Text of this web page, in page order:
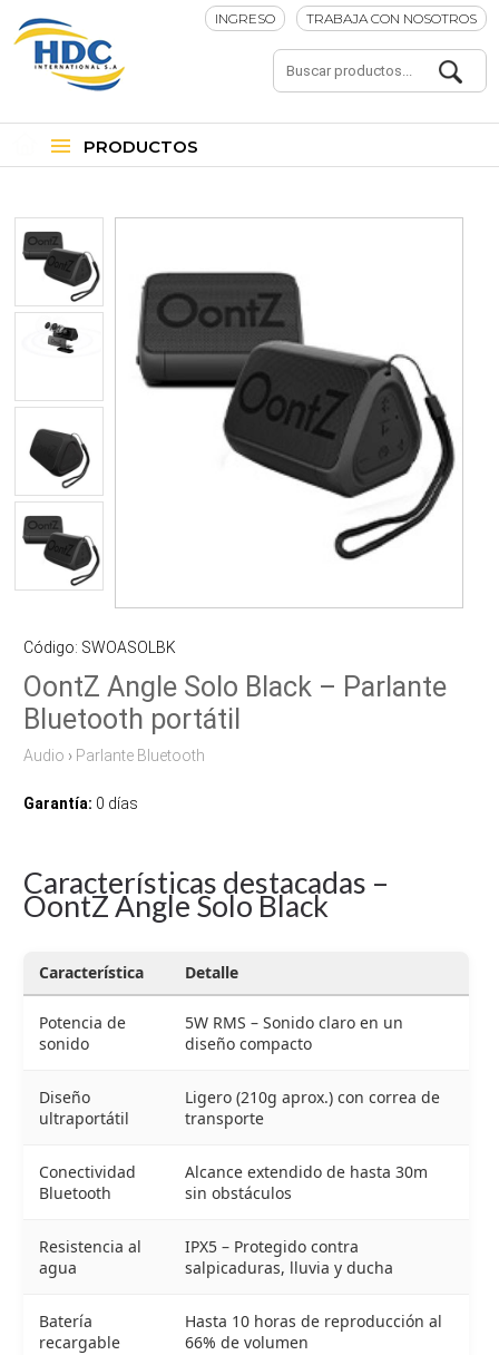
INGRESO TRABAJA CON NOSOTROS
PRODUCTOS
Código: SWOASOLBK
OontZ Angle Solo Black – Parlante
Bluetooth portátil
Audio › Parlante Bluetooth
Garantía: 0 días
Características destacadas –
OontZ Angle Solo Black
Característica Detalle
Potencia de
sonido
5W RMS – Sonido claro en un
diseño compacto
Diseño
ultraportátil
Ligero (210g aprox.) con correa de
transporte
Conectividad
Bluetooth
Alcance extendido de hasta 30m
sin obstáculos
Resistencia al
agua
IPX5 – Protegido contra
salpicaduras, lluvia y ducha
Batería
recargable
Hasta 10 horas de reproducción al
66% de volumen